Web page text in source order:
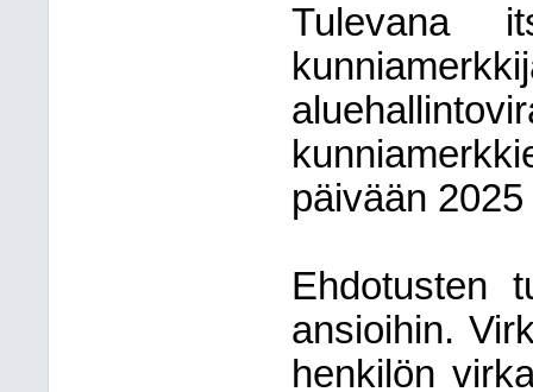
Tulevana
päivään
Ehdotusten
ansioihin.
henkilön